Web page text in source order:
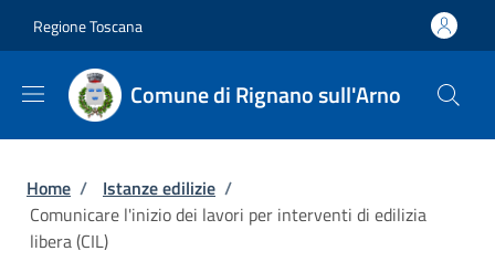
Regione Toscana
Comune di Rignano sull'Arno
Briciole di pane
Home / Istanze edilizie /
Comunicare l'inizio dei lavori per interventi di edilizia
libera (CIL)